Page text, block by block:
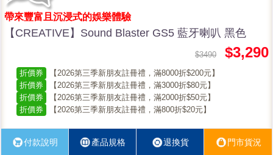
帶來豐富且沉浸式的娛樂體驗
【CREATIVE】Sound Blaster GS5 藍牙喇叭 黑色
$3490 $3,290
折價券
【2026第三季新朋友註冊禮，滿8000折$200元】
折價券
【2026第三季新朋友註冊禮，滿3000折$80元】
折價券
【2026第三季新朋友註冊禮，滿2000折$50元】
折價券
【2026第三季新朋友註冊禮，滿800折$20元】
付款說明 產品規格 退換貨 門市貨況